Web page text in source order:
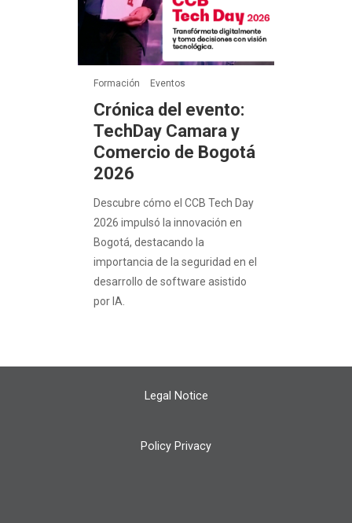
Formación Eventos
Crónica del evento:
TechDay Camara y
Comercio de Bogotá
2026
Descubre cómo el CCB Tech Day
2026 impulsó la innovación en
Bogotá, destacando la
importancia de la seguridad en el
desarrollo de software asistido
por IA.
Legal Notice
Policy Privacy